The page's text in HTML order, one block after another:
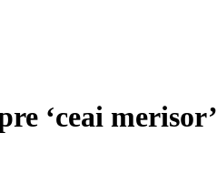
‘ceai merisor’